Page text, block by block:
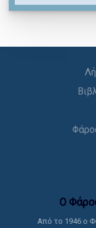
Ο
Από το 1946 ο